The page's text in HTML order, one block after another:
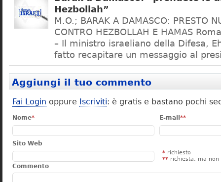
Hezbollah”
M.O.; BARAK A DAMASCO: PRESTO
CONTRO HEZBOLLAH E HAMAS
– Il ministro israeliano della Difesa,
fatto recapitare un messaggio al
Aggiungi il tuo commento
Fai Login oppure Iscriviti: è gratis e bastano pochi
Nome* E-mail **
Sito Web
* richiesto
** richiesta, ma non
Commento